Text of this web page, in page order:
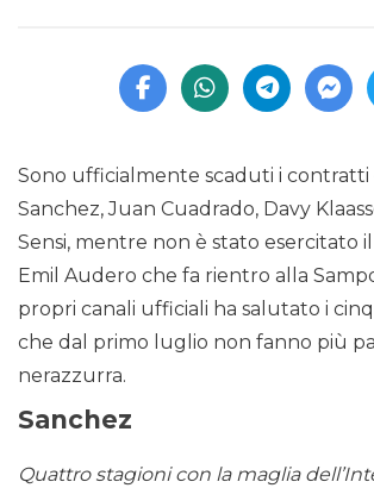
Sono ufficialmente scaduti i contratti
Sanchez, Juan Cuadrado, Davy
Sensi, mentre non è stato esercitato
Emil Audero che fa rientro alla
propri canali ufficiali ha salutato i
che dal primo luglio non fanno più
nerazzurra.
Sanchez
Quattro stagioni con la maglia